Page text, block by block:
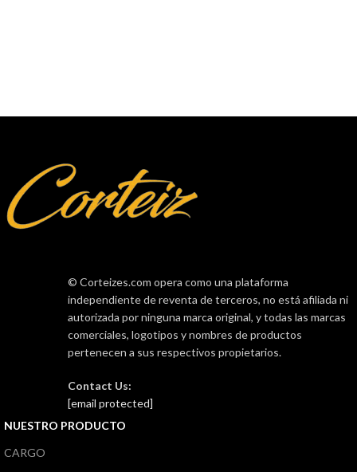
© Corteizes.com opera como una plataforma
independiente de reventa de terceros, no está afiliada ni
autorizada por ninguna marca original, y todas las marcas
comerciales, logotipos y nombres de productos
pertenecen a sus respectivos propietarios.
Contact Us:
[email protected]
NUESTRO PRODUCTO
CARGO